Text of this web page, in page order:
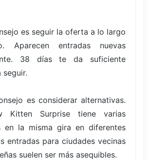
es seguir la oferta a lo largo
Aparecen entradas nuevas
38 días te da suficiente
es considerar alternativas.
Kitten Surprise tiene varias
en la misma gira en diferentes
entradas para ciudades vecinas
suelen ser más asequibles.